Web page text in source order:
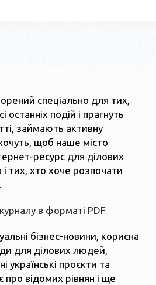
спеціально для тих,
останніх подій і прагнуть
займають активну
щоб наше місто
ресурс для ділових
тих, хто хоче розпочати
в форматі PDF
бізнес-новини, корисна
для ділових людей,
українські проєкти та
про відомих рівнян і ще